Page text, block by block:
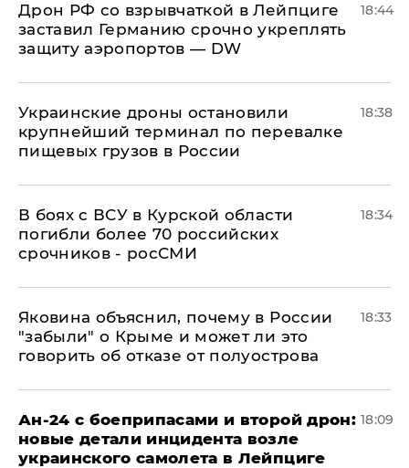
​Дрон РФ со взрывчаткой в Лейпциге
заставил Германию срочно укреплять
защиту аэропортов — DW
18:44
Украинские дроны остановили
крупнейший терминал по перевалке
пищевых грузов в России
18:38
В боях с ВСУ в Курской области
погибли более 70 российских
срочников - росСМИ
18:34
Яковина объяснил, почему в России
"забыли" о Крыме и может ли это
говорить об отказе от полуострова
18:33
Ан-24 с боеприпасами и второй дрон:
новые детали инцидента возле
украинского самолета в Лейпциге
18:09